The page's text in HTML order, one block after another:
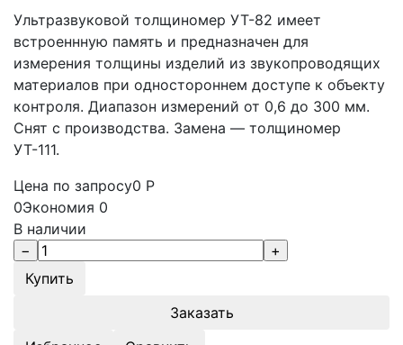
Ультразвуковой толщиномер УТ-82 имеет
встроеннную память и предназначен для
измерения толщины изделий из звукопроводящих
материалов при одностороннем доступе к объекту
контроля. Диапазон измерений от 0,6 до 300 мм.
Снят с производства. Замена — толщиномер
УТ-111.
Цена по запросу0 Р
0Экономия 0
В наличии
Заказать